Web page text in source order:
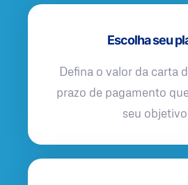
Escolha seu
Defina o valor da carta
prazo de pagamento
seu